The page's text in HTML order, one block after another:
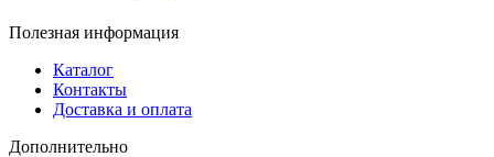
Полезная информация
Каталог
Контакты
Доставка и оплата
Дополнительно